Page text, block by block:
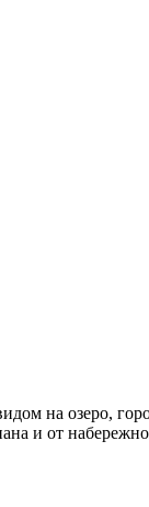
на озеро,
и от